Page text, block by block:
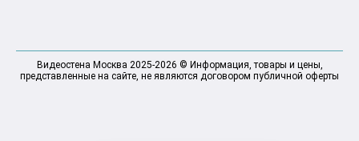
Видеостена Москва 2025-2026 © Информация, товары и цены,
представленные на сайте, не являются договором публичной оферты